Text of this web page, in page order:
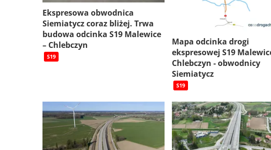
Ekspresowa obwodnica
Siemiatycz coraz bliżej. Trwa
budowa odcinka S19 Malewice
– Chlebczyn
S19
Mapa odcinka drogi
ekspresowej S19
Chlebczyn - obwodnicy
Siemiatycz
S19